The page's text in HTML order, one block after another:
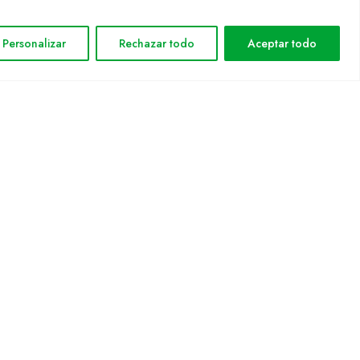
Personalizar Rechazar todo Aceptar todo
Aviso legal
Política de privacidad